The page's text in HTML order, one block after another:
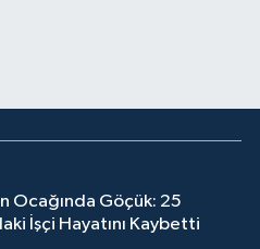
Ocağında Göçük: 25
İşçi Hayatını Kaybetti